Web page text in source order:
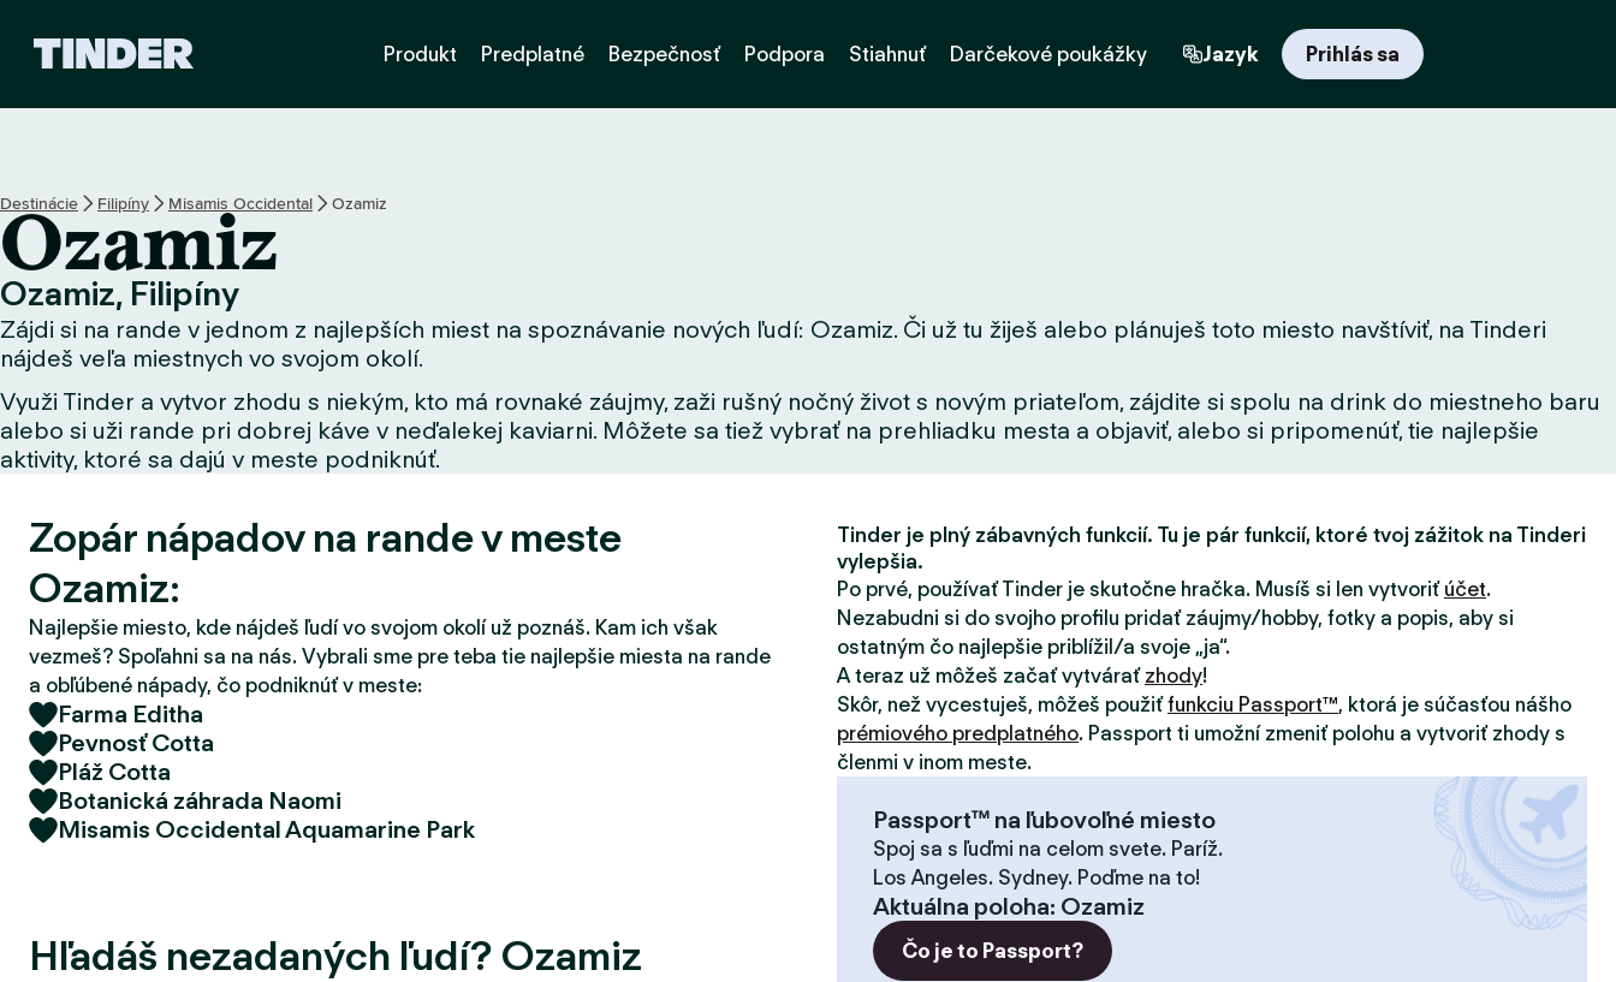
k
á
b
r
a
z
o
v
k
a
T
n
d
Produkt Predplatné Bezpečnosť Podpora Stiahnuť Darčekové poukážky Jazyk Prihlás sa
Destinácie Filipíny Misamis Occidental Ozamiz
Ozamiz
Ozamiz, Filipíny
Zájdi si na rande v jednom z najlepších miest na spoznávanie nových ľudí: Ozamiz. Či už tu žiješ alebo plánuješ toto miesto navštíviť, na Tinderi
nájdeš veľa miestnych vo svojom okolí.
Využi Tinder a vytvor zhodu s niekým, kto má rovnaké záujmy, zaži rušný nočný život s novým priateľom, zájdite si spolu na drink do miestneho baru
alebo si uži rande pri dobrej káve v neďalekej kaviarni. Môžete sa tiež vybrať na prehliadku mesta a objaviť, alebo si pripomenúť, tie najlepšie
aktivity, ktoré sa dajú v meste podniknúť.
Zopár nápadov na rande v meste
Ozamiz:
Najlepšie miesto, kde nájdeš ľudí vo svojom okolí už poznáš. Kam ich však
vezmeš? Spoľahni sa na nás. Vybrali sme pre teba tie najlepšie miesta na rande
a obľúbené nápady, čo podniknúť v meste:
Farma Editha
Pevnosť Cotta
Pláž Cotta
Botanická záhrada Naomi
Misamis Occidental Aquamarine Park
Hľadáš nezadaných ľudí? Ozamiz
Tinder je plný zábavných funkcií. Tu je pár funkcií, ktoré tvoj zážitok na Tinderi
vylepšia.
Po prvé, používať Tinder je skutočne hračka. Musíš si len vytvoriť účet.
Nezabudni si do svojho profilu pridať záujmy/hobby, fotky a popis, aby si
ostatným čo najlepšie priblížil/a svoje „ja“.
A teraz už môžeš začať vytvárať zhody!
Skôr, než vycestuješ, môžeš použiťfunkciu Passport™, ktorá je súčasťou nášho
prémiového predplatného. Passport ti umožní zmeniť polohu a vytvoriť zhody s
členmi v inom meste.
Passport™ na ľubovoľné miesto
Spoj sa s ľuďmi na celom svete. Paríž.
Los Angeles. Sydney. Poďme na to!
Aktuálna poloha: Ozamiz
Čo je to Passport?